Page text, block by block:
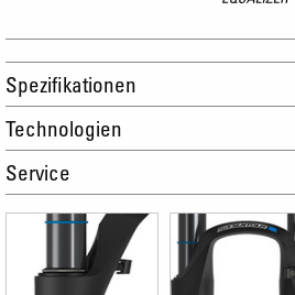
Spezifikationen
Technologien
Service